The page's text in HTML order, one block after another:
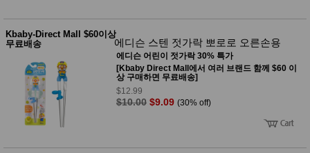
보관용
기
조리용
품
주방소
즉석가
공식품
쌀/잡곡/
면류
스/가루
Kbaby-Direct Mall $60이상
무료배송
에디슨 스텐 젓가락 뽀로로 오른손용
에디슨 어린이 젓가락 30% 특가
[Kbaby Direct Mall에서 여러 브랜드 함께 $60 이
상 구매하면 무료배송]
$12.99
$10.00 $9.09 (30% off)